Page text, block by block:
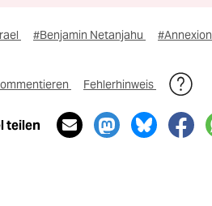
#Benjamin Netanjahu #Annexion
Fehlerhinweis
teilen